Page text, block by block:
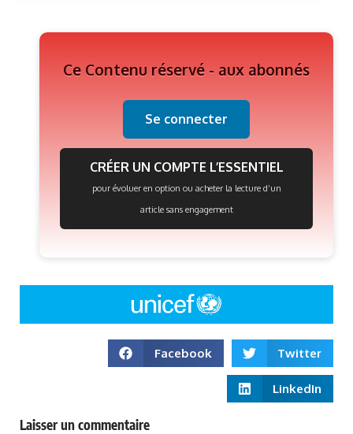
Ce Contenu réservé - aux abonnés
Se connecter
CRÉER UN COMPTE L’ESSENTIEL
pour évoluer en option ou acheter la lecture d’un
article sans engagement
Facebook Twitter
LinkedIn
Laisser un commentaire